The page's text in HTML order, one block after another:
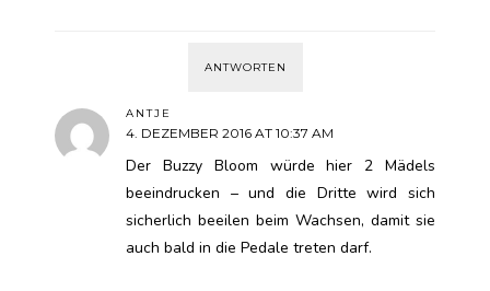
ANTWORTEN
ANTJE
4. DEZEMBER 2016 AT 10:37 AM
Der Buzzy Bloom würde hier 2 Mädels
beeindrucken – und die Dritte wird sich
sicherlich beeilen beim Wachsen, damit sie
auch bald in die Pedale treten darf.